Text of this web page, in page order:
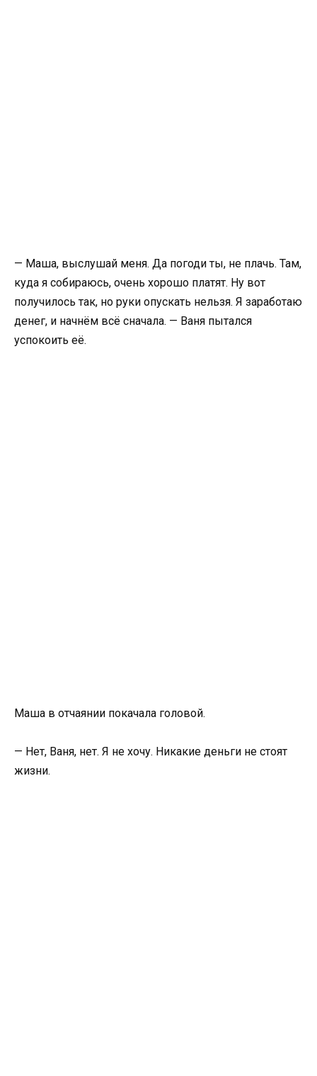
— Маша, выслушай меня. Да погоди ты, не плачь. Там,
куда я собираюсь, очень хорошо платят. Ну вот
получилось так, но руки опускать нельзя. Я заработаю
денег, и начнём всё сначала. — Ваня пытался
успокоить её.
Маша в отчаянии покачала головой.
— Нет, Ваня, нет. Я не хочу. Никакие деньги не стоят
жизни.